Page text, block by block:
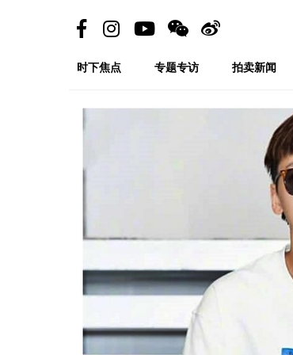
时下焦点 专题专访 拍卖新闻